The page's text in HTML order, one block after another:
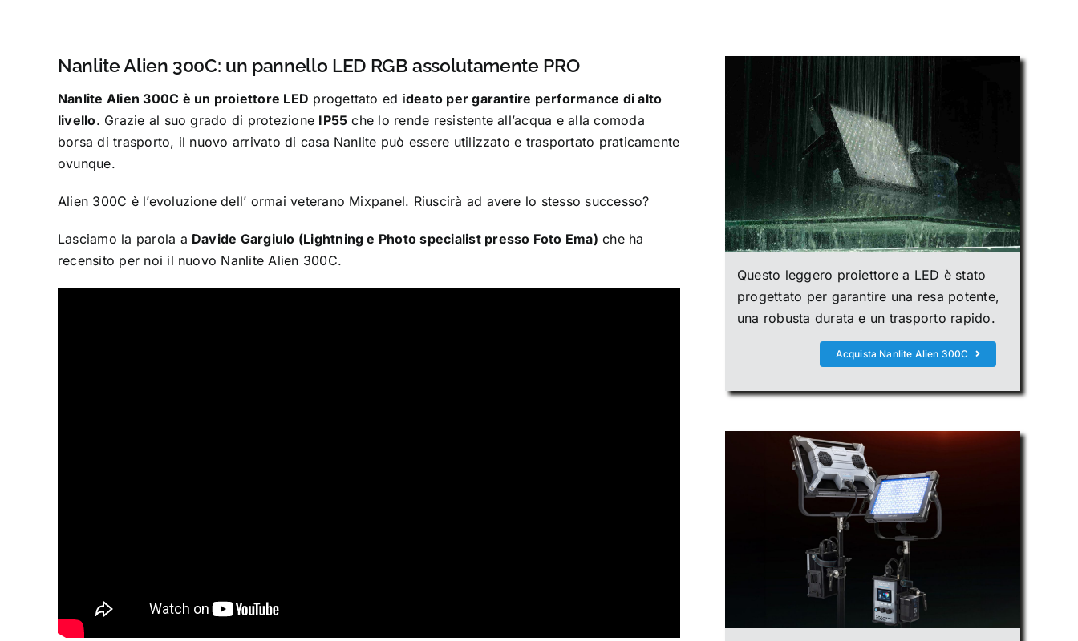
Nanlite Alien 300C: un pannello LED RGB assolutamente PRO
Nanlite Alien 300C è un proiettore LED progettato ed ideato per garantire performance di alto
livello. Grazie al suo grado di protezione IP55 che lo rende resistente all’acqua e alla comoda
borsa di trasporto, il nuovo arrivato di casa Nanlite può essere utilizzato e trasportato praticamente
ovunque.
Alien 300C è l’evoluzione dell’ ormai veterano Mixpanel. Riuscirà ad avere lo stesso successo?
Lasciamo la parola a Davide Gargiulo (Lightning e Photo specialist presso Foto Ema) che ha
recensito per noi il nuovo Nanlite Alien 300C.
Questo leggero proiettore a LED è stato
progettato per garantire una resa potente,
una robusta durata e un trasporto rapido.
Acquista Nanlite Alien 300C